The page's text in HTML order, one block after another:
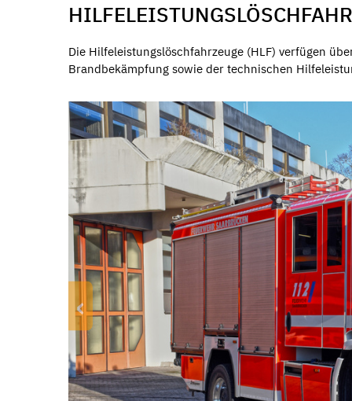
Die Hilfeleistungslöschfahrzeuge (HLF) verfügen
Brandbekämpfung sowie der technischen
‹